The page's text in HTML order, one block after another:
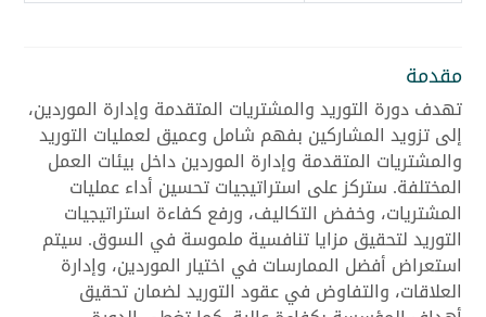
مقدمة
تهدف دورة التوريد والمشتريات المتقدمة وإدارة الموردين،
إلى تزويد المشاركين بفهم شامل وعميق لعمليات التوريد
والمشتريات المتقدمة وإدارة الموردين داخل بيئات العمل
المختلفة. ستركز على استراتيجيات تحسين أداء عمليات
المشتريات، وخفض التكاليف، ورفع كفاءة استراتيجيات
التوريد لتحقيق مزايا تنافسية ملموسة في السوق. سيتم
استعراض أفضل الممارسات في اختيار الموردين، وإدارة
العلاقات، والتفاوض في عقود التوريد لضمان تحقيق